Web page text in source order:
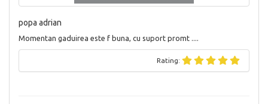
popa adrian
Momentan gaduirea este f buna, cu suport promt ....
Rating: